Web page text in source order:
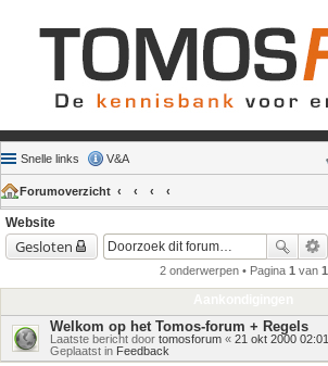
Snelle links V&A
Forumoverzicht
Website
Gesloten
2 onderwerpen • Pagina 1 van 1
Welkom op het Tomos-forum + Regels
Laatste bericht door tomosforum « 21 okt 2000 02:01
Geplaatst in Feedback